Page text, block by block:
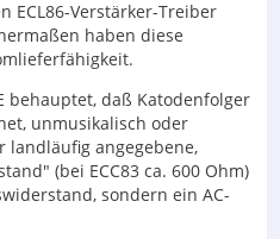
ECL86-Verstärker-Treiber
haben diese
behauptet, daß Katodenfolger
unmusikalisch oder
landläufig angegebene,
(bei ECC83 ca. 600 Ohm)
sondern ein AC-